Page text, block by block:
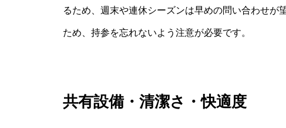
るため、週末や連休シーズンは早めの問い合わせが
ため、持参を忘れないよう注意が必要です。
共有設備・清潔さ・快適度